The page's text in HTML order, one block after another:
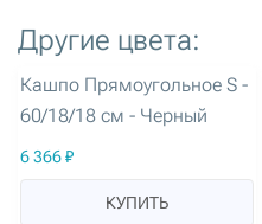
Другие цвета:
артикул: 3296
Кашпо Прямоугольное S -
60/18/18 см - Черный
6 366 ₽
КУПИТЬ